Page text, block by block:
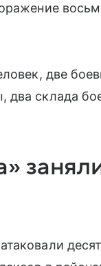
две
склада